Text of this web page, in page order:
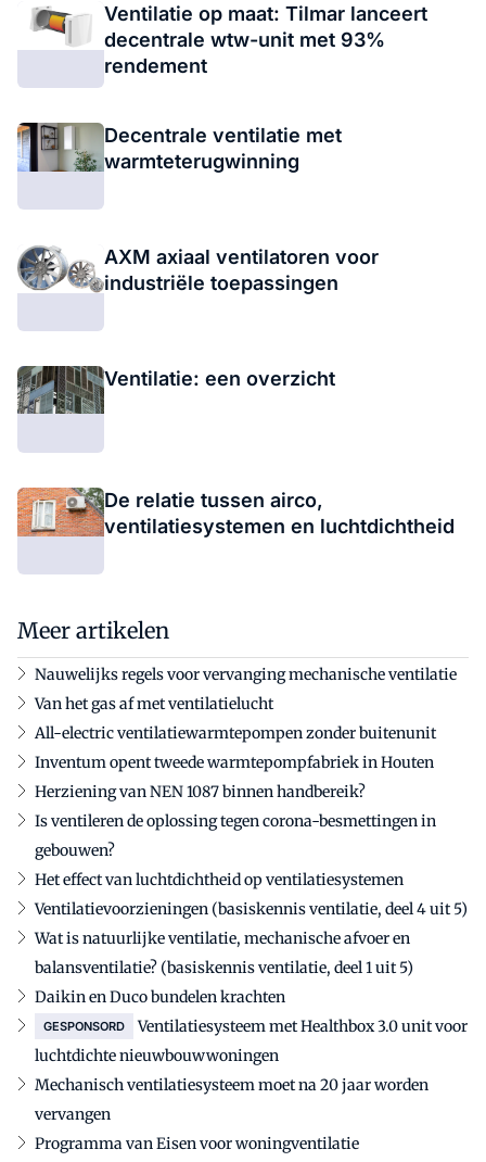
Ventilatie op maat: Tilmar lanceert
decentrale wtw-unit met 93%
rendement
Decentrale ventilatie met
warmteterugwinning
AXM axiaal ventilatoren voor
industriële toepassingen
Ventilatie: een overzicht
De relatie tussen airco,
ventilatiesystemen en luchtdichtheid
Meer artikelen
Nauwelijks regels voor vervanging mechanische ventilatie
Van het gas af met ventilatielucht
All-electric ventilatiewarmtepompen zonder buitenunit
Inventum opent tweede warmtepompfabriek in Houten
Herziening van NEN 1087 binnen handbereik?
Is ventileren de oplossing tegen corona-besmettingen in
gebouwen?
Het effect van luchtdichtheid op ventilatiesystemen
Ventilatievoorzieningen (basiskennis ventilatie, deel 4 uit 5)
Wat is natuurlijke ventilatie, mechanische afvoer en
balansventilatie? (basiskennis ventilatie, deel 1 uit 5)
Daikin en Duco bundelen krachten
GESPONSORD
Ventilatiesysteem met Healthbox 3.0 unit voor
luchtdichte nieuwbouwwoningen
Mechanisch ventilatiesysteem moet na 20 jaar worden
vervangen
Programma van Eisen voor woningventilatie